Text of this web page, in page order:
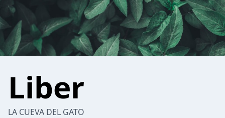
Liber
LA CUEVA DEL GATO